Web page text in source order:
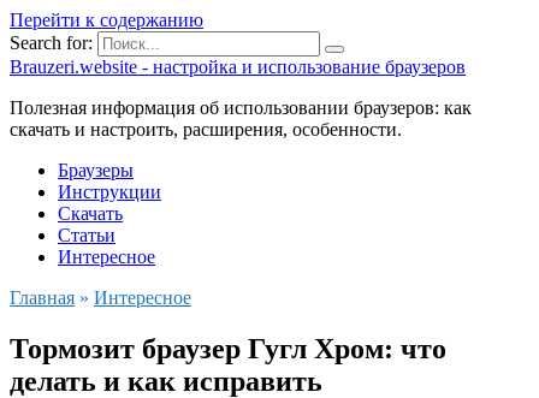
Перейти к содержанию
Search for:
Brauzeri.website - настройка и использование браузеров
Полезная информация об использовании браузеров: как
скачать и настроить, расширения, особенности.
Браузеры
Инструкции
Скачать
Статьи
Интересное
Главная » Интересное
Тормозит браузер Гугл Хром: что
делать и как исправить